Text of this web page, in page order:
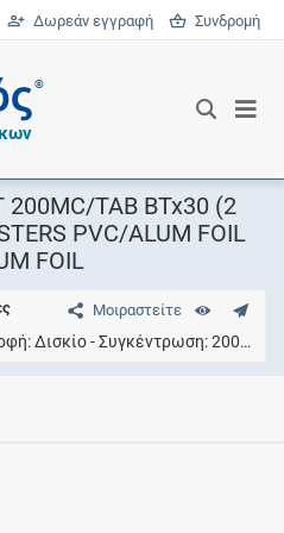
Δωρεάν εγγραφή Συνδρομή
®
200MC/TAB BTx30 (2
PVC/ALUM FOIL
FOIL
Μοιραστείτε
Δισκίο Συγκέντρωση 200UG/TAB